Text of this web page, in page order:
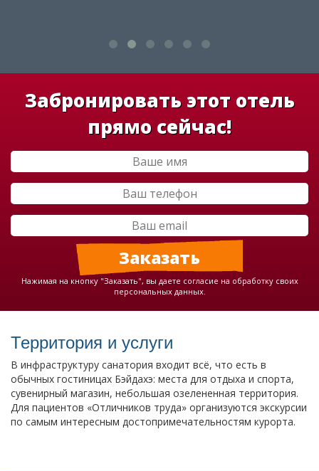
Забронировать этот отель
прямо сейчас!
Нажимая на кнопку "Заказать", вы даете согласие на обработку своих
персональных данных.
Территория и услуги
В инфраструктуру санатория входит всё, что есть в
обычных гостиницах Бэйдахэ: места для отдыха и спорта,
сувенирный магазин, небольшая озелененная территория.
Для пациентов «Отличников труда» организуются экскурсии
по самым интересным достопримечательностям курорта.